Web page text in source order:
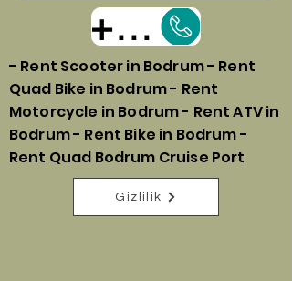
+905323055544
- Rent Scooter in Bodrum - Rent
Quad Bike in Bodrum - Rent
Motorcycle in Bodrum - Rent ATV in
Bodrum - Rent Bike in Bodrum -
Rent Quad Bodrum Cruise Port
Gizlilik